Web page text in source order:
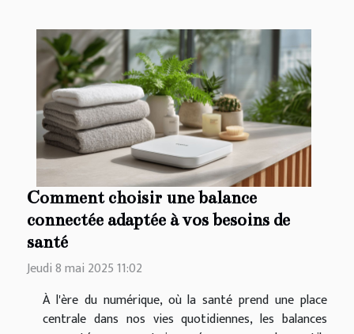
Comment choisir une balance
connectée adaptée à vos besoins de
santé
Jeudi 8 mai 2025 11:02
À l'ère du numérique, où la santé prend une place
centrale dans nos vies quotidiennes, les balances